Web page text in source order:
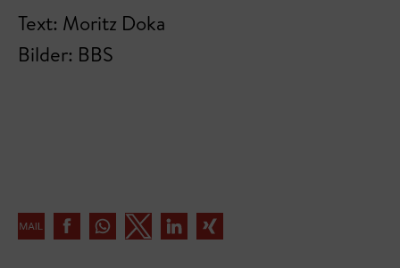
Text: Moritz Doka
Bilder: BBS